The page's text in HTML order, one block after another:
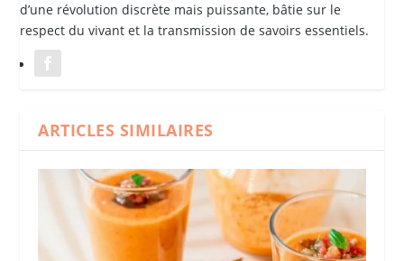
d’une révolution discrète mais puissante, bâtie sur le
respect du vivant et la transmission de savoirs essentiels.
ARTICLES SIMILAIRES